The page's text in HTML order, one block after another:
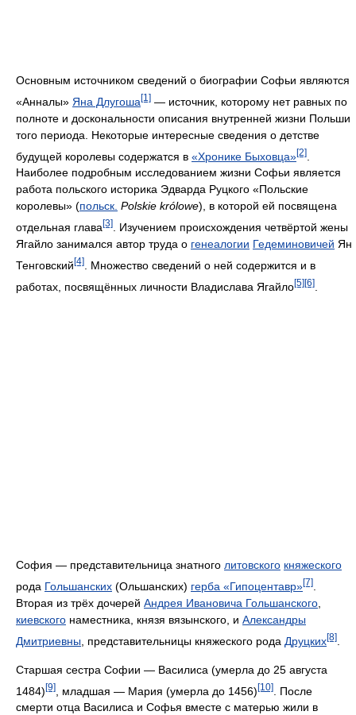
Основным источником сведений о биографии Софьи являются
«Анналы» Яна Длугоша[1] — источник, которому нет равных по
полноте и доскональности описания внутренней жизни Польши
того периода. Некоторые интересные сведения о детстве
будущей королевы содержатся в «Хронике Быховца»[2]
Наиболее подробным исследованием жизни Софьи является
работа польского историка Эдварда Руцкого «Польские
королевы» (польск. Polskie królowe), в которой ей посвящена
отдельная глава [3]
. Изучением происхождения четвёртой жены
Ягайло занимался автор труда о генеалогии Гедеминовичей Ян
Тенговский[4]
. Множество сведений о ней содержится и в
работах, посвящённых личности Владислава Ягайло[5][6]
София — представительница знатного литовского княжеского
рода Гольшанских (Ольшанских) герба «Гипоцентавр»[7]
Вторая из трёх дочерей Андрея Ивановича Гольшанского
киевского наместника, князя вязынского, и Александры
Дмитриевны , представительницы княжеского рода Друцких[8]
Старшая сестра Софии — Василиса (умерла до 25 августа
1484)[9] , младшая — Мария (умерла до 1456)[10]
. После
смерти отца Василиса и Софья вместе с матерью жили в